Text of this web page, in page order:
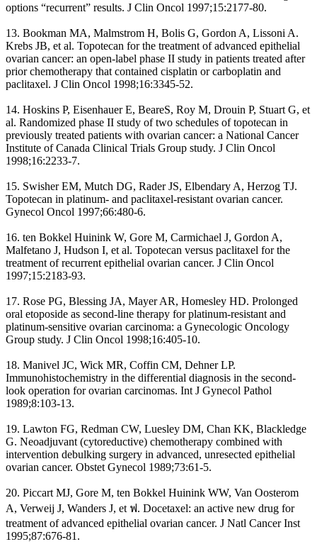
options “recurrent” results. J Clin Oncol 1997;15:2177-80.
13. Bookman MA, Malmstrom H, Bolis G, Gordon A, Lissoni A.
Krebs JB, et al. Topotecan for the treatment of advanced epithelial
ovarian cancer: an open-label phase II study in patients treated after
prior chemotherapy that contained cisplatin or carboplatin and
paclitaxel. J Clin Oncol 1998;16:3345-52.
14. Hoskins P, Eisenhauer E, BeareS, Roy M, Drouin P, Stuart G, et
al. Randomized phase II study of two schedules of topotecan in
previously treated patients with ovarian cancer: a National Cancer
Institute of Canada Clinical Trials Group study. J Clin Oncol
1998;16:2233-7.
15. Swisher EM, Mutch DG, Rader JS, Elbendary A, Herzog TJ.
Topotecan in platinum- and paclitaxel-resistant ovarian cancer.
Gynecol Oncol 1997;66:480-6.
16. ten Bokkel Huinink W, Gore M, Carmichael J, Gordon A,
Malfetano J, Hudson I, et al. Topotecan versus paclitaxel for the
treatment of recurrent epithelial ovarian cancer. J Clin Oncol
1997;15:2183-93.
17. Rose PG, Blessing JA, Mayer AR, Homesley HD. Prolonged
oral etoposide as second-line therapy for platinum-resistant and
platinum-sensitive ovarian carcinoma: a Gynecologic Oncology
Group study. J Clin Oncol 1998;16:405-10.
18. Manivel JC, Wick MR, Coffin CM, Dehner LP.
Immunohistochemistry in the differential diagnosis in the second-
look operation for ovarian carcinomas. Int J Gynecol Pathol
1989;8:103-13.
19. Lawton FG, Redman CW, Luesley DM, Chan KK, Blackledge
G. Neoadjuvant (cytoreductive) chemotherapy combined with
intervention debulking surgery in advanced, unresected epithelial
ovarian cancer. Obstet Gynecol 1989;73:61-5.
20. Piccart MJ, Gore M, ten Bokkel Huinink WW, Van Oosterom
A, Verweij J, Wanders J, et ฟ. Docetaxel: an active new drug for
treatment of advanced epithelial ovarian cancer. J Natl Cancer Inst
1995;87:676-81.